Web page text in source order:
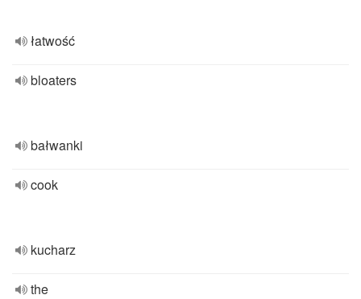
łatwość
bloaters
bałwanki
cook
kucharz
the